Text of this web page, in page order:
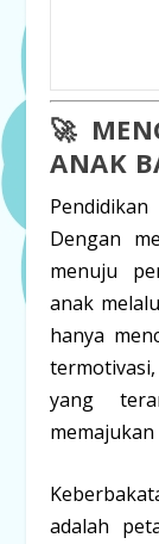
🚀
ANAK
Dengan
menuju
anak
hanya
yang
adalah